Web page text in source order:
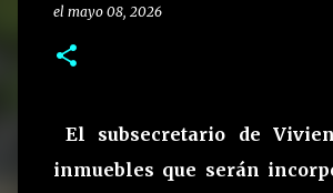
el mayo 08, 2026
El subsecretario de
inmuebles que serán